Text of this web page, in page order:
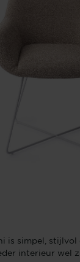
is simpel, stijlvol
interieur wel